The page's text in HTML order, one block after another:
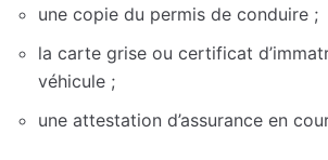
une copie du permis de conduire ;
la carte grise ou certificat
véhicule ;
une attestation d’assurance en